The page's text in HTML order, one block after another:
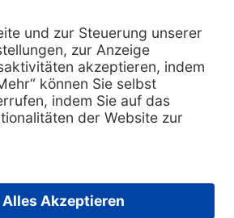
Lob & Kritik
Retoure anmelden
Rechtliches
Impressum
Supplier code of conduct